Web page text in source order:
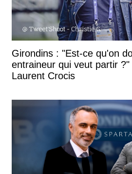
Girondins : "Est-ce qu'on
entraineur qui veut partir
Laurent Crocis